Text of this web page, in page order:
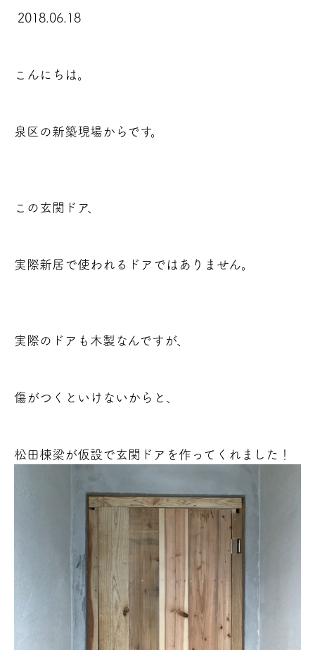
2018.06.18
こんにちは。
泉区の新築現場からです。
この玄関ドア、
実際新居で使われるドアではありません。
実際のドアも木製なんですが、
傷がつくといけないからと、
松田棟梁が仮設で玄関ドアを作ってくれました！